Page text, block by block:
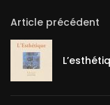
Article précédent